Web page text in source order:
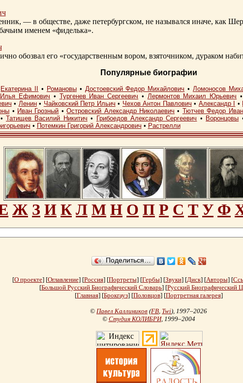
— в обществе, даже петербургском, не назывался иначе, как
именем «фиделька».
обозвал его «государственным вором, взяточником, дураком
Популярные биографии
Екатерина II • Романовы• Достоевский Федор Михайлович • Ломоносов
Илья Ефимович • Тургенев Иван Сергеевич • Лермонтов Михаил Юрьевич •
• Ленин• Чайковский Петр Ильич • Чехов Антон Павлович • Александр I •
• Иван Грозный •Островский Александр Николаевич • Тютчев Федор
• Татищев Василий Никитич • Грибоедов Александр Сергеевич • Воронцовы
• Потемкин Григорий Александрович • Растрелли
Ж З И К Л М Н О П Р С Т У Ф
Поделиться…
[О проекте] [Оглавление] [Россия] [Портреты] [Гербы] [Звуки] [Диск] [Авторы] [
[Большой Русский Биографический Словарь] [Русский Биографический
[Главная] [Брокгауз] [Половцов] [Портретная галерея]
© Павел Каллиников (FB, Twi), 1997–2026
© Студия КОЛИБРИ, 1999–2004